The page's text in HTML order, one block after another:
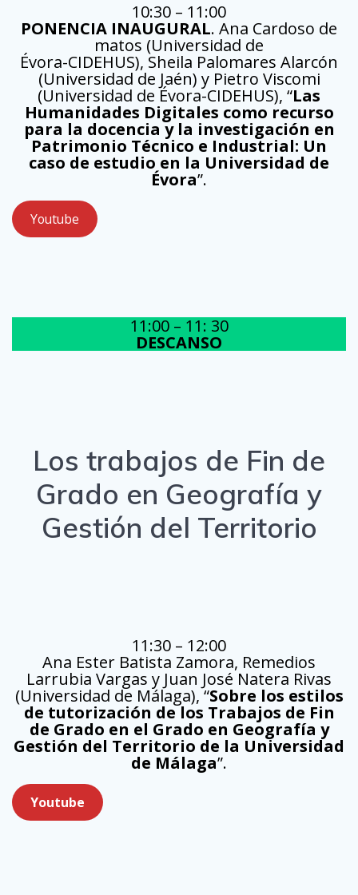
10:30 – 11:00
PONENCIA INAUGURAL. Ana Cardoso de
matos (Universidad de
Évora-CIDEHUS), Sheila Palomares Alarcón
(Universidad de Jaén) y Pietro Viscomi
(Universidad de Évora-CIDEHUS), “Las
Humanidades Digitales como recurso
para la docencia y la investigación en
Patrimonio Técnico e Industrial: Un
caso de estudio en la Universidad de
Évora”.
Youtube
11:00 – 11: 30
DESCANSO
Los trabajos de Fin de
Grado en Geografía y
Gestión del Territorio
11:30 – 12:00
Ana Ester Batista Zamora, Remedios
Larrubia Vargas y Juan José Natera Rivas
(Universidad de Málaga), “Sobre los estilos
de tutorización de los Trabajos de Fin
de Grado en el Grado en Geografía y
Gestión del Territorio de la Universidad
de Málaga”.
Youtube